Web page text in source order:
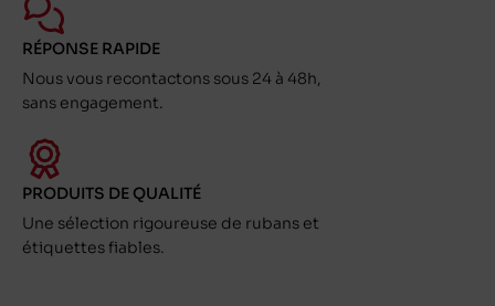
RÉPONSE RAPIDE
Nous vous recontactons sous 24 à 48h,
sans engagement.
PRODUITS DE QUALITÉ
Une sélection rigoureuse de rubans et
étiquettes fiables.